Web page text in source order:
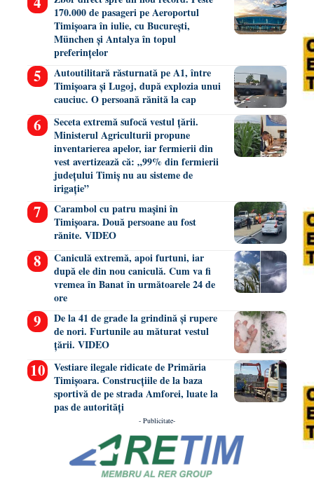
170.000 de pasageri pe Aeroportul
Timișoara în iulie, cu București,
München și Antalya în topul
preferințelor
Autoutilitară răsturnată pe A1, între
Timișoara și Lugoj, după explozia unui
cauciuc. O persoană rănită la cap
Seceta extremă sufocă vestul țării.
Ministerul Agriculturii propune
inventarierea apelor, iar fermierii din
vest avertizează că: „99% din fermierii
județului Timiș nu au sisteme de
irigație”
Carambol cu patru mașini în
Timișoara. Două persoane au fost
rănite. VIDEO
Caniculă extremă, apoi furtuni, iar
după ele din nou caniculă. Cum va fi
vremea în Banat în următoarele 24 de
ore
De la 41 de grade la grindină și rupere
de nori. Furtunile au măturat vestul
țării. VIDEO
Vestiare ilegale ridicate de Primăria
Timișoara. Construcțiile de la baza
sportivă de pe strada Amforei, luate la
pas de autorități
- Publicitate-